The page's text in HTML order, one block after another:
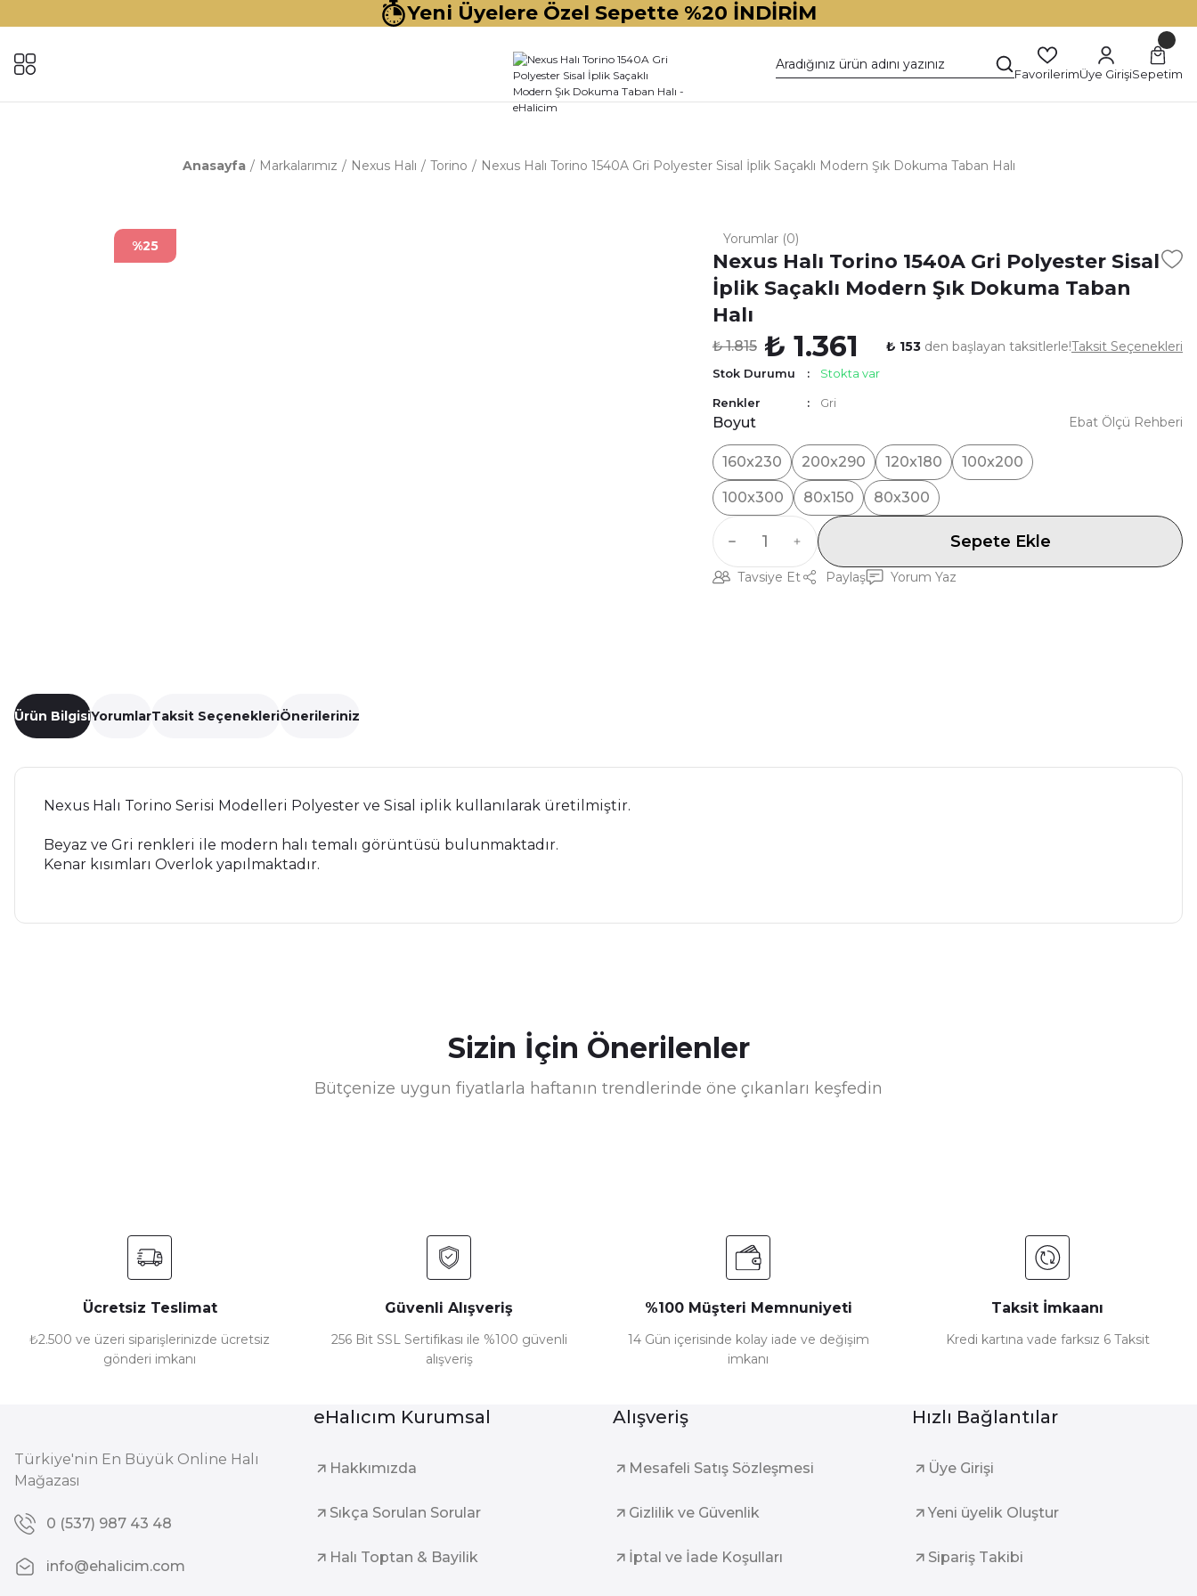
Yeni Üyelere Özel Sepette %20 İNDİRİM
FavorilerimÜye GirişiSepetim
Anasayfa Markalarımız Nexus Halı Torino Nexus Halı Torino 1540A Gri Polyester Sisal İplik Saçaklı Modern Şık Dokuma Taban Halı
%25 Yorumlar (0)
Nexus Halı Torino 1540A Gri Polyester Sisal
İplik Saçaklı Modern Şık Dokuma Taban
Halı
₺ 1.815 ₺ 1.361 ₺ 153 den başlayan taksitlerle!Taksit Seçenekleri
Stok Durumu Stokta var
Renkler Gri
Boyut
160x230 200x290 120x180 100x200
100x300 80x150 80x300
Ebat Ölçü Rehberi
Sepete Ekle
Tavsiye Et Paylaş Yorum Yaz
Ürün BilgisiYorumlarTaksit SeçenekleriÖnerileriniz
Nexus Halı Torino Serisi Modelleri Polyester ve Sisal iplik kullanılarak üretilmiştir.
Beyaz ve Gri renkleri ile modern halı temalı görüntüsü bulunmaktadır.
Kenar kısımları Overlok yapılmaktadır.
Yorum Yaz
Sizin İçin Önerilenler
Bütçenize uygun fiyatlarla haftanın trendlerinde öne çıkanları keşfedin
Ücretsiz Teslimat
₺2.500 ve üzeri siparişlerinizde ücretsiz
gönderi imkanı
Güvenli Alışveriş
256 Bit SSL Sertifikası ile %100 güvenli
alışveriş
%100 Müşteri Memnuniyeti
14 Gün içerisinde kolay iade ve değişim
imkanı
Taksit İmkaanı
Kredi kartına vade farksız 6 Taksit
Türkiye'nin En Büyük Online Halı
Mağazası
0 (537) 987 43 48
info@ehalicim.com
eHalıcım Kurumsal
Hakkımızda
Sıkça Sorulan Sorular
Halı Toptan & Bayilik
Alışveriş
Mesafeli Satış Sözleşmesi
Gizlilik ve Güvenlik
İptal ve İade Koşulları
Hızlı Bağlantılar
Üye Girişi
Yeni üyelik Oluştur
Sipariş Takibi